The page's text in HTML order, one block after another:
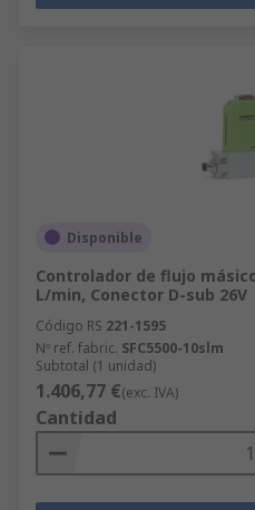
Disponible
Controlador de flujo másico
L/min, Conector D-sub 26V
Código RS 221-1595
Nº ref. fabric. SFC5500-10slm
Subtotal (1 unidad)
1.406,77 €(exc. IVA)
Cantidad